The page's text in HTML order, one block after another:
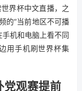
界杯中文直播，之
的“当前地区不可播
机和电脑上看不同
用手机刷世界杯集
观赛提前